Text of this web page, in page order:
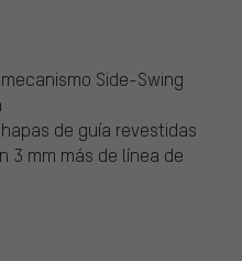
Side-Swing
de guía revestidas
3 mm más de línea de